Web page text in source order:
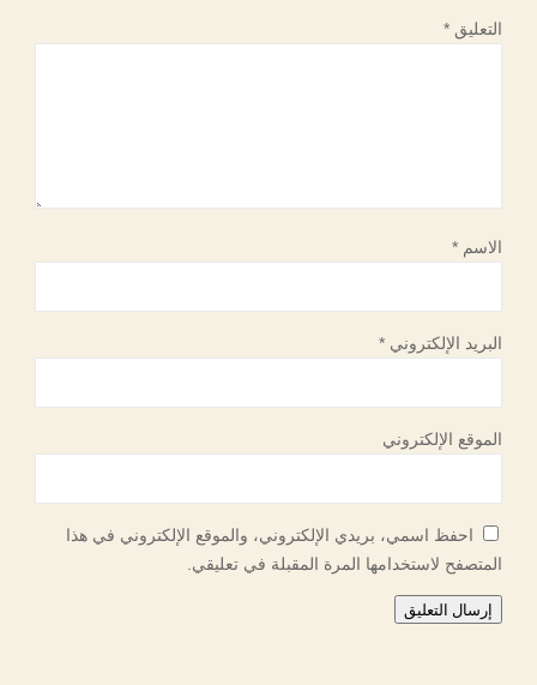
التعليق*
الاسم*
البريد الإلكتروني*
الموقع الإلكتروني
احفظ اسمي، بريدي الإلكتروني، والموقع الإلكتروني في هذا
المتصفح لاستخدامها المرة المقبلة في تعليقي.
إرسال التعليق